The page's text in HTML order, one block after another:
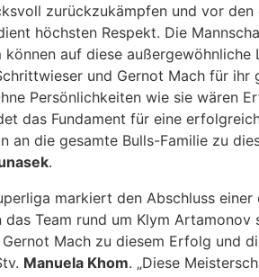
zurückzukämpfen und vor den
höchsten Respekt. Die
auf diese außergewöhnliche
und Gernot Mach für ihr
Persönlichkeiten wie sie wären
das Fundament für eine
an die gesamte Bulls-Familie zu
.
markiert den Abschluss
Team rund um Klym Artamonov
Mach zu diesem Erfolg und
Manuela Khom. „Diese